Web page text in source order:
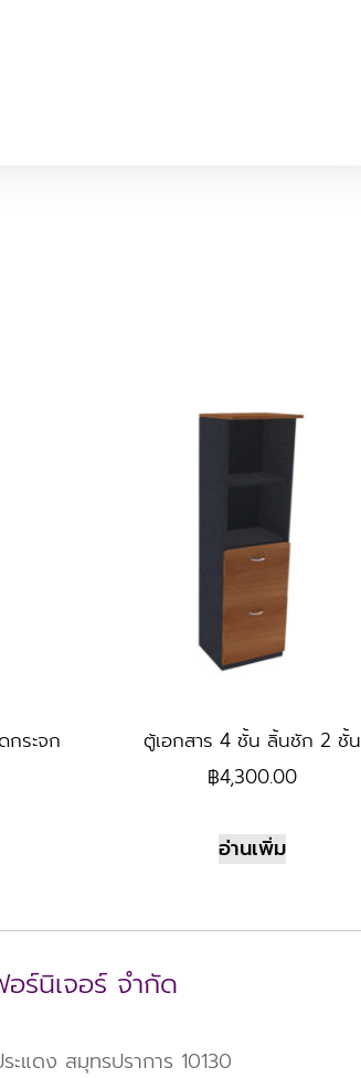
กระจก
ตู้เอกสาร 4 ชั้น ลิ้นชัก 2 ชั้น
฿4,300.00
อ่านเพิ่ม
ร์นิเจอร์ จำกัด
ะแดง สมุทรปราการ 10130